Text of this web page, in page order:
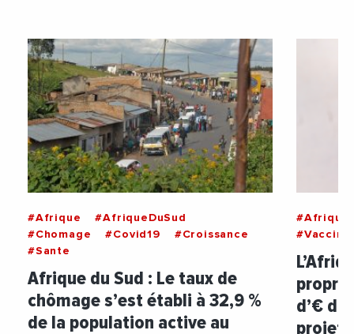
#Afrique
#AfriqueDuSud
#Chomage
#Covid19
#Croissance
#Sante
Afrique du Sud : Le taux de
chômage s’est établi à 32,9 %
de la population active au
#Afrique
#Vaccin
d’€
projet